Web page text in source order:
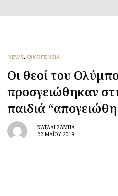
NEWS, ΟΙΚΟΓΕΝΕΙΑ
Oι θεοί του
προσγειώθηκαν
παιδιά
ΝΑΤΑΛΊ ΣΑΜΠΆ
22 ΜΑΪ́ΟΥ 2019